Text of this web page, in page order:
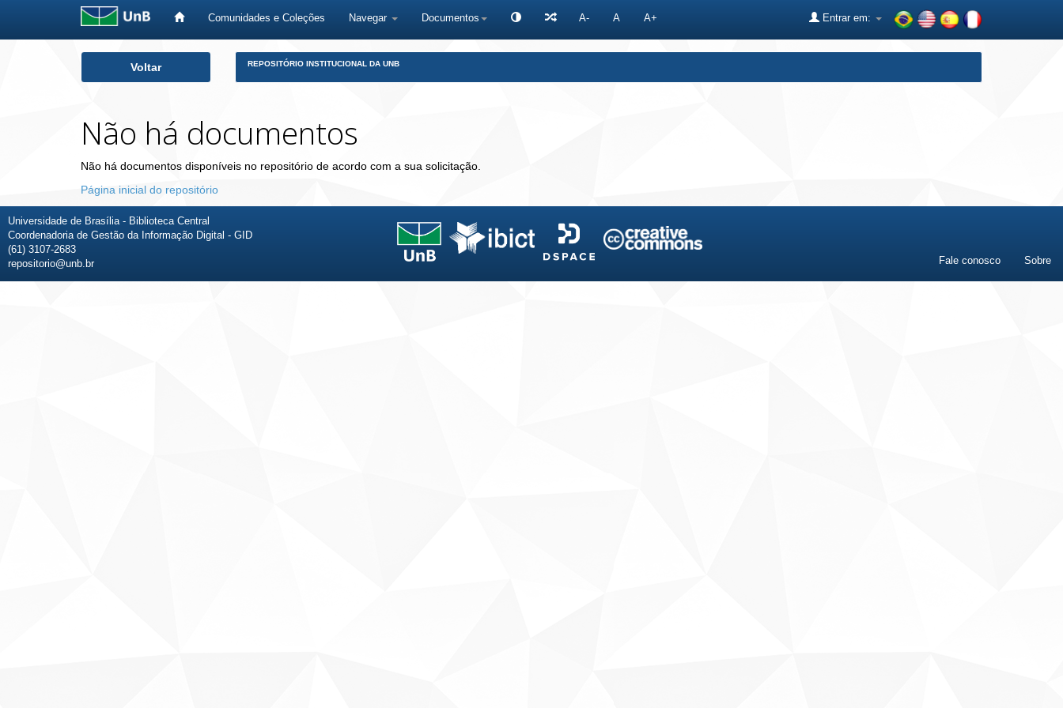
Comunidades e Coleções Navegar Documentos A- A A+ Entrar em:
Voltar REPOSITÓRIO INSTITUCIONAL DA UNB
Não há documentos
Não há documentos disponíveis no repositório de acordo com a sua solicitação.
Página inicial do repositório
Universidade de Brasília - Biblioteca Central
Coordenadoria de Gestão da Informação Digital - GID
(61) 3107-2683
repositorio@unb.br
Fale conosco Sobre